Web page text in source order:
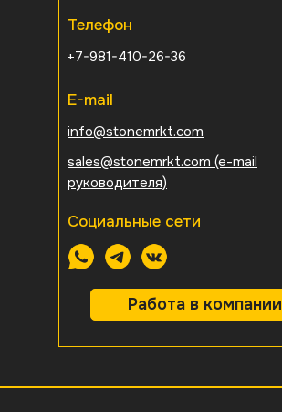
Телефон
+7-981-410-26-36
E-mail
info@stonemrkt.com
sales@stonemrkt.com (e-mail
руководителя)
Социальные сети
Работа в компании